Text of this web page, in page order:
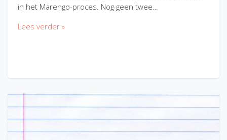
in het Marengo-proces. Nog geen twee…
Lees verder »